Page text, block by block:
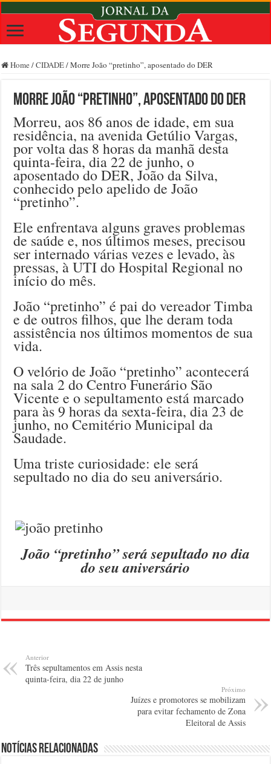
Home /CIDADE/Morre João “pretinho”, aposentado do DER
Morre João “pretinho”, aposentado do DER
Morreu, aos 86 anos de idade, em sua
residência, na avenida Getúlio Vargas,
por volta das 8 horas da manhã desta
quinta-feira, dia 22 de junho, o
aposentado do DER, João da Silva,
conhecido pelo apelido de João
“pretinho”.
Ele enfrentava alguns graves problemas
de saúde e, nos últimos meses, precisou
ser internado várias vezes e levado, às
pressas, à UTI do Hospital Regional no
início do mês.
João “pretinho” é pai do vereador Timba
e de outros filhos, que lhe deram toda
assistência nos últimos momentos de sua
vida.
O velório de João “pretinho” acontecerá
na sala 2 do Centro Funerário São
Vicente e o sepultamento está marcado
para às 9 horas da sexta-feira, dia 23 de
junho, no Cemitério Municipal da
Saudade.
Uma triste curiosidade: ele será
sepultado no dia do seu aniversário.
João “pretinho” será sepultado no dia
do seu aniversário
Anterior
Três sepultamentos em Assis nesta
quinta-feira, dia 22 de junho
Próximo
Juízes e promotores se mobilizam
para evitar fechamento de Zona
Eleitoral de Assis
Notícias relacionadas